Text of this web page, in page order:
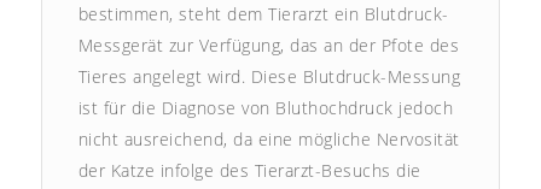
bestimmen, steht dem Tierarzt ein Blutdruck-
Messgerät zur Verfügung, das an der Pfote des
Tieres angelegt wird. Diese Blutdruck-Messung
ist für die Diagnose von Bluthochdruck jedoch
nicht ausreichend, da eine mögliche Nervosität
der Katze infolge des Tierarzt-Besuchs die